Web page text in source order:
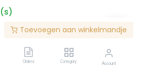
Toevoegen aan winkelmandje
Orders Category Account
Bestel nu